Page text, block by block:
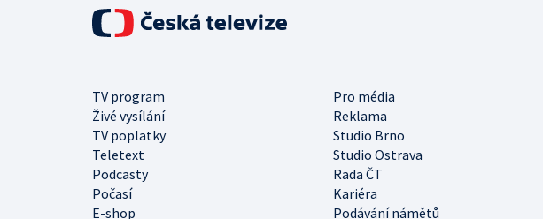
TV program
Pro média
Živé vysílání
Reklama
TV poplatky
Studio Brno
Teletext
Studio Ostrava
Podcasty
Rada ČT
Počasí
Kariéra
E-shop
Podávání námětů